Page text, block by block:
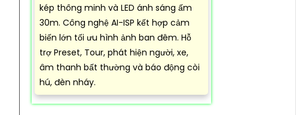
kép thông minh và LED ánh sáng ấm
30m. Công nghệ AI-ISP kết hợp cảm
biến lớn tối ưu hình ảnh ban đêm. Hỗ
trợ Preset, Tour, phát hiện người, xe,
âm thanh bất thường và báo động còi
hú, đèn nháy.